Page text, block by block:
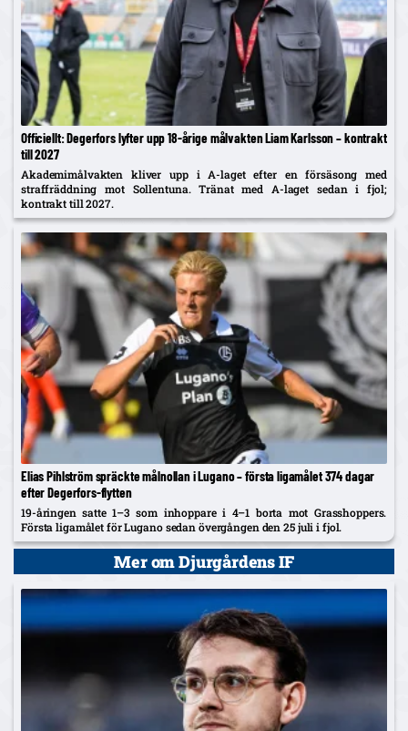
Officiellt: Degerfors lyfter upp 18-årige målvakten Liam Karlsson – kontrakt
till 2027
Akademimålvakten kliver upp i A-laget efter en försäsong med
straffräddning mot Sollentuna. Tränat med A-laget sedan i fjol;
kontrakt till 2027.
Elias Pihlström spräckte målnollan i Lugano – första ligamålet 374 dagar
efter Degerfors-flytten
19-åringen satte 1–3 som inhoppare i 4–1 borta mot Grasshoppers.
Första ligamålet för Lugano sedan övergången den 25 juli i fjol.
Mer om Djurgårdens IF